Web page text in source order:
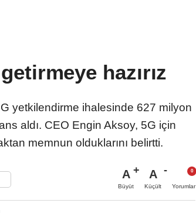
hazırız
yetkilendirme ihalesinde 627 milyon
aldı. CEO Engin Aksoy, 5G için
memnun olduklarını belirtti.
A
Büyüt
A
Küçült Yorumlar